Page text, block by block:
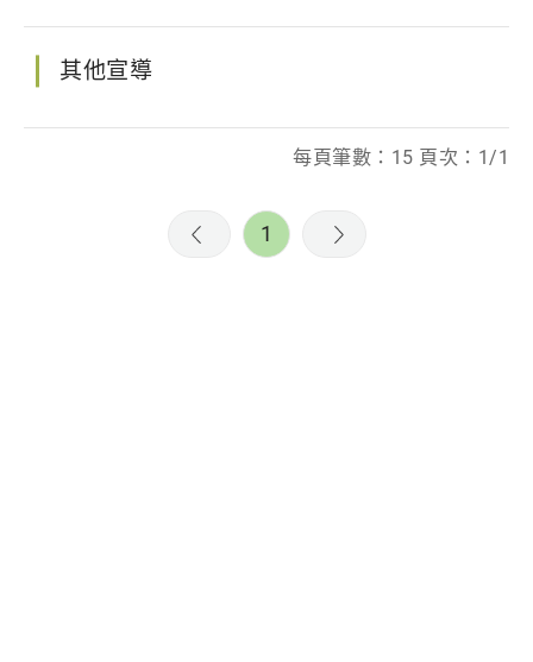
其他宣導
每頁筆數：15 頁次：1/1
1